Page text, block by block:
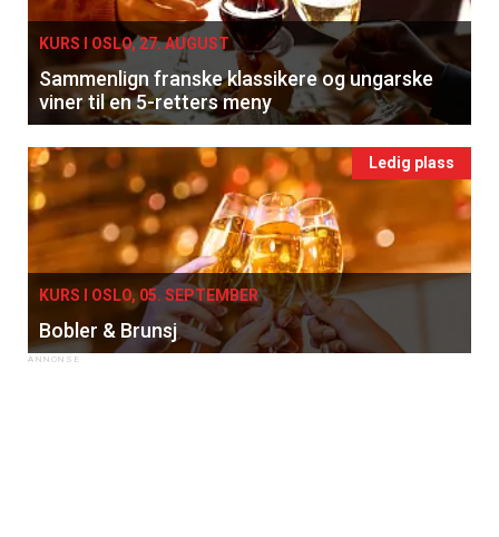
KURS I OSLO, 27. AUGUST
Sammenlign franske klassikere og ungarske
viner til en 5-retters meny
Ledig plass
KURS I OSLO, 05. SEPTEMBER
Bobler & Brunsj